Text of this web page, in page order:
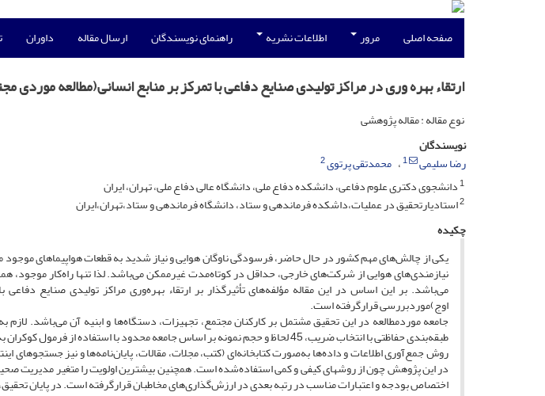
صفحه اصلی مرور اطلاعات نشریه راهنمای نویسندگان ارسال مقاله داوران
ارتقاء بهره وری در مراکز تولیدی صنایع دفاعی با تمرکز بر منابع انسانی(مطالعه موردی
نوع مقاله : مقاله پژوهشی
نویسندگان
رضا سلیمی
1 محمدتقی پرتوی2
1دانشجوی دکتری علوم دفاعی، دانشکده دفاع ملی، دانشگاه عالی دفاع ملی، تهران، ایران
2استادیارتحقیق در عملیات،داشکده فرماندهی و ستاد، دانشگاه فرماندهی و ستاد،تهران،ایران
چکیده
یکی از چالش‌های مهم کشور در حال حاضر، فرسودگی ناوگان هوایی و نیاز شدید به قطعات هواپیماهای موجود
نیازمندی‌های هوایی از شرکت‌های خارجی، حداقل در کوتاه‌مدت غیرممکن می‌باشد. لذا تنها راه‌کار موجود،
می‌باشد. بر این اساس در این مقاله مؤلفه‌های تأثیرگذار بر ارتقاء بهره‌وری مراکز تولیدی صنایع دفاعی
اوج)موردبررسی قرارگرفته است.
جامعه موردمطالعه در این تحقیق مشتمل بر کارکنان مجتمع، تجهیزات، دستگاه‌ها و ابنیه آن می‌باشد.
طبقه‌بندی حفاظتی با انتخاب ضریب، 45 لحاظ و حجم نمونه بر اساس جامعه محدود با استفاده از فرمول کوکران به تعداد 35 نفر محاسبه گردید.
روش جمع‌آوری اطلاعات و داده‌ها به‌صورت کتابخانه‌ای (کتب، مجلات، مقالات، پایان‌نامه‌ها و نیز جستجوهای
در این پژوهش چون از روشهای کیفی و کمی استفاده‌شده است. همچنین بیشترین اولویت را متغیر مدیریت
اختصاص بودجه و اعتبارات مناسب در رتبه‌ بعدی در ارزش‌گذاری‌های مخاطبان قرارگرفته است. در پایان